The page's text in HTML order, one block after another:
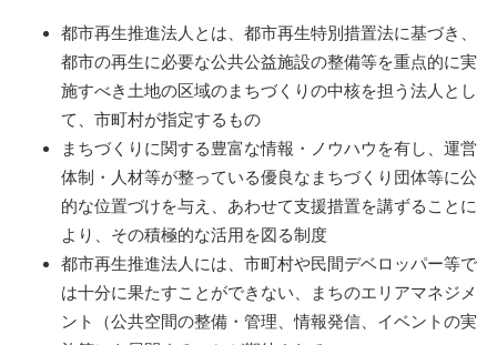
都市再生推進法人とは、都市再生特別措置法に基づき、
都市の再生に必要な公共公益施設の整備等を重点的に実
施すべき土地の区域のまちづくりの中核を担う法人とし
て、市町村が指定するもの
まちづくりに関する豊富な情報・ノウハウを有し、運営
体制・人材等が整っている優良なまちづくり団体等に公
的な位置づけを与え、あわせて支援措置を講ずることに
より、その積極的な活用を図る制度
都市再生推進法人には、市町村や民間デベロッパー等で
は十分に果たすことができない、まちのエリアマネジメ
ント（公共空間の整備・管理、情報発信、イベントの実